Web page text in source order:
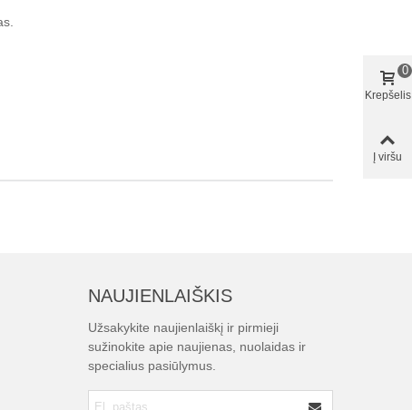
NAUJIENLAIŠKIS
Užsakykite naujienlaiškį ir pirmieji
sužinokite apie naujienas, nuolaidas ir
specialius pasiūlymus.
Krepšelis
0
Į viršu